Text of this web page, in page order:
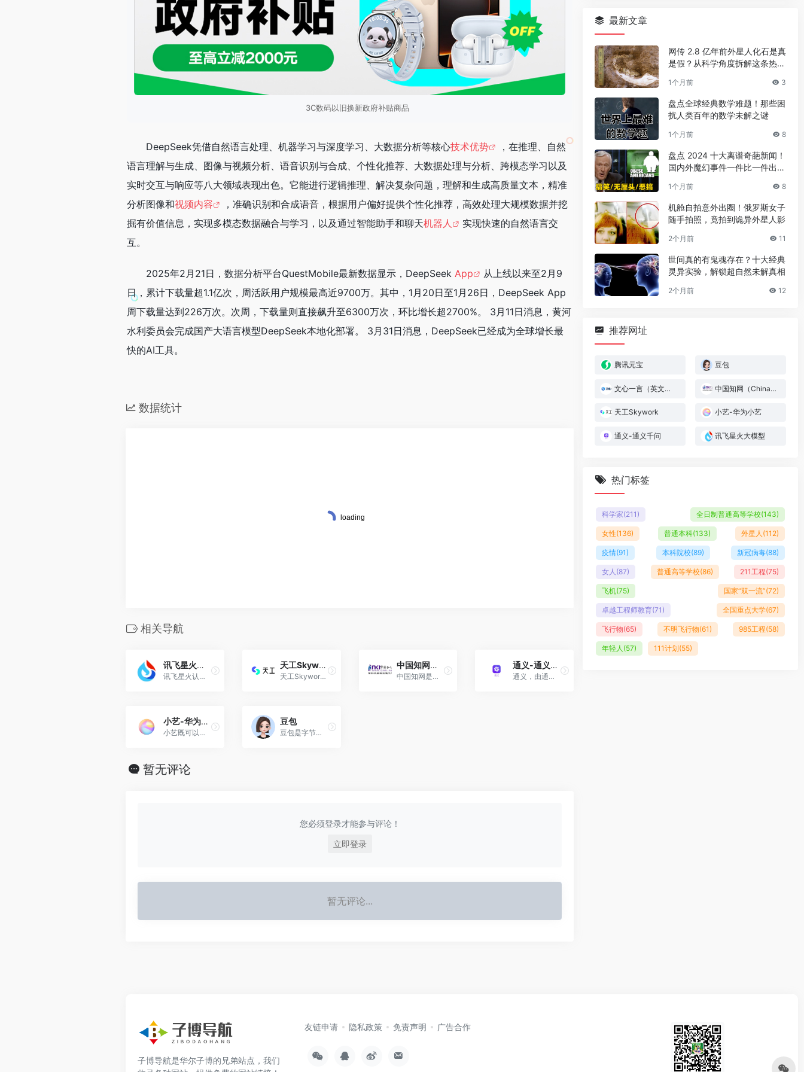
3C数码以旧换新政府补贴商品
DeepSeek凭借自然语言处理、机器学习与深度学习、大数据分析等核心技术优势
，在推理、自然
语言理解与生成、图像与视频分析、语音识别与合成、个性化推荐、大数据处理与分析、跨模态学习以及
实时交互与响应等八大领域表现出色。它能进行逻辑推理、解决复杂问题，理解和生成高质量文本，精准
分析图像和视频内容
，准确识别和合成语音，根据用户偏好提供个性化推荐，高效处理大规模数据并挖
掘有价值信息，实现多模态数据融合与学习，以及通过智能助手和聊天机器人
实现快速的自然语言交
互。
2025年2月21日，数据分析平台QuestMobile最新数据显示，DeepSeek App
从上线以来至2月9
日，累计下载量超1.1亿次，周活跃用户规模最高近9700万。其中，1月20日至1月26日，DeepSeek App
周下载量达到226万次。次周，下载量则直接飙升至6300万次，环比增长超2700%。 3月11日消息，黄河
水利委员会完成国产大语言模型DeepSeek本地化部署。 3月31日消息，DeepSeek已经成为全球增长最
快的AI工具。
数据统计
相关导航
讯飞星火大模型
讯飞星火认知大模型是科大讯飞发布的大模型。
天工Skywork
天工Skywork是一款具备超强DeepResearch能力的全新AI Office智能体。
中国知网（China National Knowledge Infrastructure，CNKI ）
中国知网是国家知识基础设施的概念，是以实现全社会知识资源传播共享与增值利用为目标的信息化建设项目。
通义-通义千问
通义，由通义千问更名而来 ，是阿里云推出的语言模型 ，于2023年9月13日正式向公众开放。
小艺-华为小艺
小艺既可以实现语音启动应用及服务，也可以实现多轮对话获取信息发布指令。
豆包
豆包是字节跳动公司基于云雀模型开发的AI工具，提供聊天机器人、写作助手以及英语学习助手等功能！
暂无评论
您必须登录才能参与评论！
立即登录
暂无评论...
最新文章
网传 2.8 亿年前外星人化石是真
是假？从科学角度拆解这条热门
1个月前 3
盘点全球经典数学难题！那些困
扰人类百年的数学未解之谜
1个月前 8
盘点 2024 十大离谱奇葩新闻！
国内外魔幻事件一件比一件出人
1个月前 8
机舱自拍意外出圈！俄罗斯女子
随手拍照，竟拍到诡异外星人影
2个月前 11
世间真的有鬼魂存在？十大经典
灵异实验，解锁超自然未解真相
2个月前 12
推荐网址
腾讯元宝 豆包
文心一言（英文名：ERNIE Bot） 中国知网（China National Knowledge Infrastructure，CNKI ）
天工Skywork 小艺-华为小艺
通义-通义千问 讯飞星火大模型
热门标签
科学家(211) 全日制普通高等学校(143)
女性(136) 普通本科(133) 外星人 (112)
疫情(91) 本科院校(89) 新冠病毒(88)
女人 (87) 普通高等学校(86) 211工程(75)
飞机(75) 国家“双一流”(72)
卓越工程师教育(71) 全国重点大学(67)
飞行物(65) 不明飞行物(61) 985工程(58)
年轻人 (57) 111计划(55)
子博导航是华尔子博的兄弟站点，我们
友链申请 隐私政策 免责声明 广告合作